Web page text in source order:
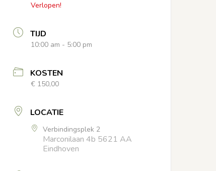
Verlopen!
TIJD
10:00 am - 5:00 pm
KOSTEN
€ 150,00
LOCATIE
Verbindingsplek 2
Marconilaan 4b 5621 AA
Eindhoven